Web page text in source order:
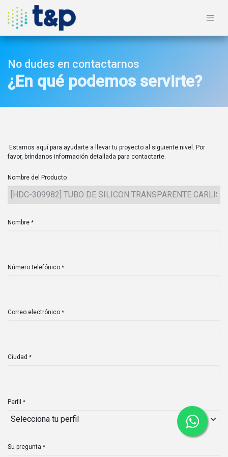
No dudes en contactarnos
¿En qué podemos servirte?
Estamos aquí para ayudarte a llevar tu proyecto al siguiente nivel. Por
favor, bríndanos información detallada para contactarte.
Nombre del Producto
Nombre *
Número telefónico *
Correo electrónico *
Ciudad *
Perfil *
Su pregunta *